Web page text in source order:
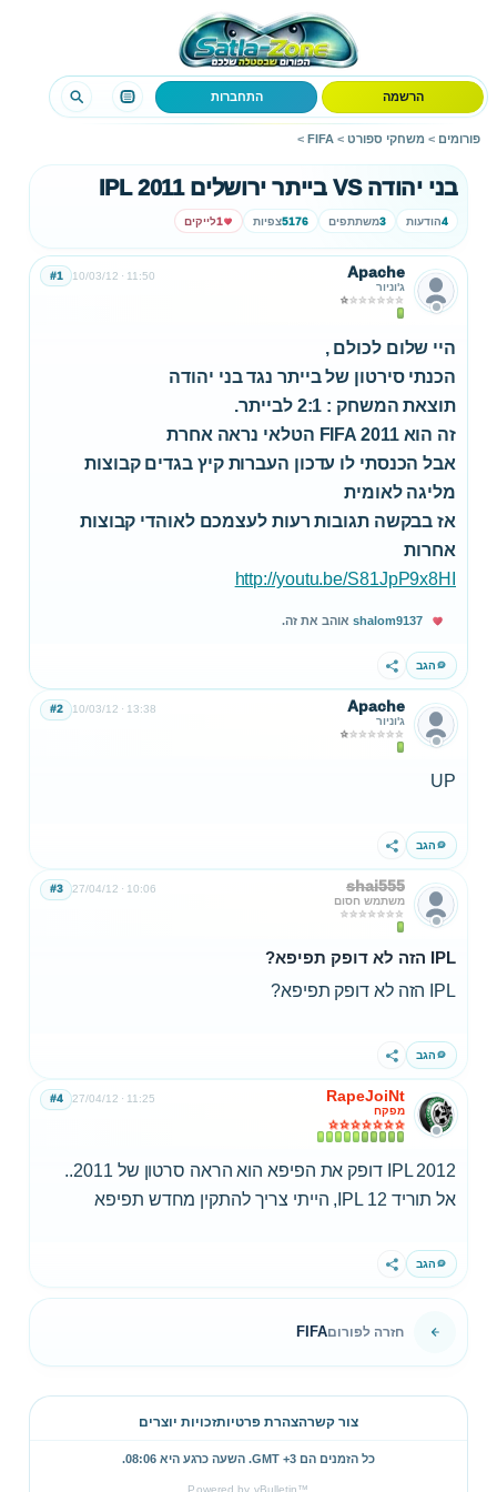
הרשמה התחברות
פורומים > משחקי ספורט >
FIFA
>
בני יהודה VS בייתר ירושלים IPL 2011
4הודעות 3משתתפים 5176צפיות 1לייקים
Apache
ג'וניור
10/03/12 11:50
#1
היי שלום לכולם ,
הכנתי סירטון של בייתר נגד בני יהודה
תוצאת המשחק : 2:1 לבייתר.
זה הוא FIFA 2011 הטלאי נראה אחרת
אבל הכנסתי לו עדכון העברות קיץ בגדים קבוצות
מליגה לאומית
אז בבקשה תגובות רעות לעצמכם לאוהדי קבוצות
אחרות
http://youtu.be/S81JpP9x8HI
shalom9137 אוהב את זה.
הגב שתף
Apache
ג'וניור
10/03/12 13:38
#2
UP
הגב שתף
shai555
משתמש חסום
27/04/12 10:06
#3
IPL הזה לא דופק תפיפא?
IPL הזה לא דופק תפיפא?
הגב שתף
RapeJoiNt
מפקח
27/04/12 11:25
#4
IPL 2012 דופק את הפיפא הוא הראה סרטון של 2011..
אל תוריד IPL 12, הייתי צריך להתקין מחדש תפיפא
הגב שתף
חזרה לפורוםFIFA
צור קשרהצהרת פרטיותזכויות יוצרים
כל הזמנים הם GMT +3. השעה כרגע היא 08:06
.
Powered by vBulletin™